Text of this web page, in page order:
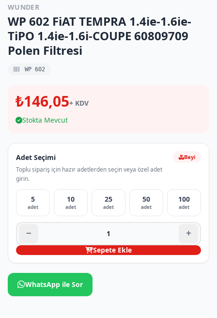
WUNDER
WP 602 FiAT TEMPRA 1.4ie-1.6ie-
TiPO 1.4ie-1.6i-COUPE 60809709
Polen Filtresi
WP 602
₺146,05+ KDV
Stokta Mevcut
Adet Seçimi
Toplu sipariş için hazır adetlerden seçin veya özel adet
girin.
Bayi
5
adet
10
adet
25
adet
50
adet
100
adet
Sepete Ekle
WhatsApp ile Sor